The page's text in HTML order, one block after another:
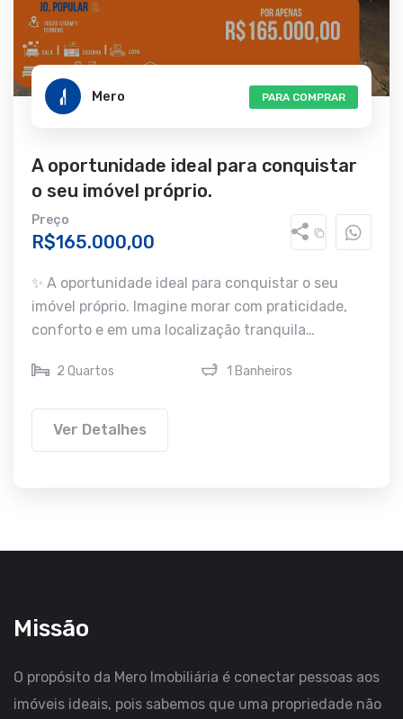
Mero PARA COMPRAR
A oportunidade ideal para conquistar
o seu imóvel próprio.
Preço
R$165.000,00
✨ A oportunidade ideal para conquistar o seu
imóvel próprio. Imagine morar com praticidade,
conforto e em uma localização tranquila…
2 Quartos 1 Banheiros
Ver Detalhes
Missão
O propósito da Mero Imobiliária é conectar pessoas aos
imóveis ideais, pois sabemos que uma propriedade não